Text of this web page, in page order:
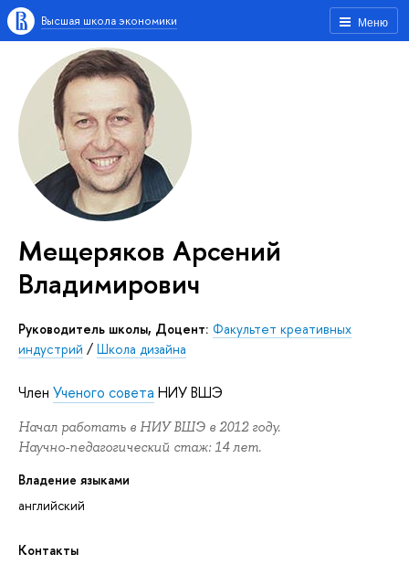
Меню
Высшая школа экономики
Мещеряков Арсений
Владимирович
Руководитель школы, Доцент: Факультет креативных
индустрий / Школа дизайна
Член Ученого совета НИУ ВШЭ
Начал работать в НИУ ВШЭ в 2012 году.
Научно-педагогический стаж: 14 лет.
Владение языками
английский
Контакты